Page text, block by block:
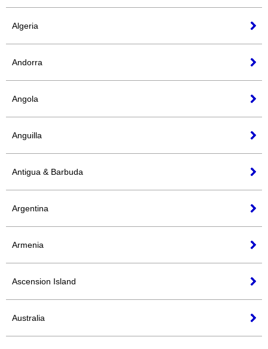
Algeria
Andorra
Angola
Anguilla
Antigua & Barbuda
Argentina
Armenia
Ascension Island
Australia